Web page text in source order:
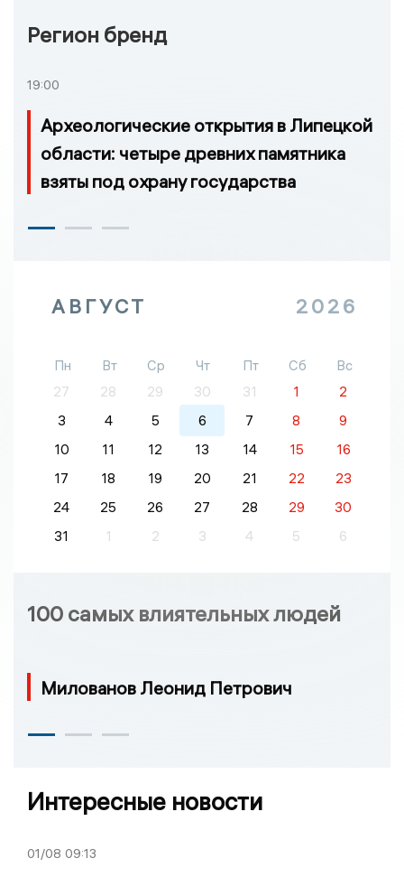
Регион бренд
19:00
Археологические открытия в Липецкой
области: четыре древних памятника
взяты под охрану государства
АВГУСТ 2026
Пн Вт Ср Чт Пт Сб
Вс
27
28 29 30 31 1
2
3
4 5 6 7 8
9
10
11 12 13 14 15
16
17
18 19 20 21 22
23
24
25 26 27 28 29
30
31
1 2 3 4 5 6
100 самых влиятельных людей
Милованов Леонид Петрович
Интересные новости
01/08 09:13